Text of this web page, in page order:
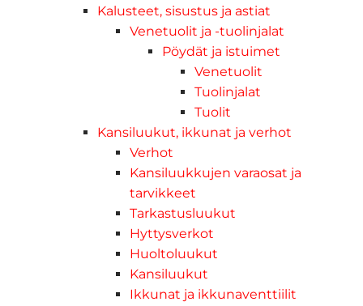
Kalusteet, sisustus ja astiat
Venetuolit ja -tuolinjalat
Pöydät ja istuimet
Venetuolit
Tuolinjalat
Tuolit
Kansiluukut, ikkunat ja verhot
Verhot
Kansiluukkujen varaosat ja
tarvikkeet
Tarkastusluukut
Hyttysverkot
Huoltoluukut
Kansiluukut
Ikkunat ja ikkunaventtiilit